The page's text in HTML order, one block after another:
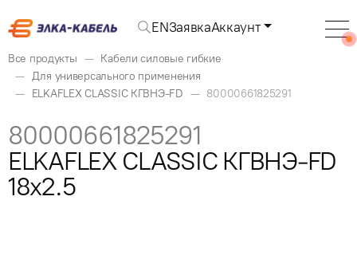
ENЗаявкаАккаунт
Все продукты
Кабели силовые гибкие
Для универсального применения
ELKAFLEX CLASSIC КГВНЭ-FD
80000661825291
80000661825291
ELKAFLEX CLASSIC КГВНЭ-FD
18x2.5